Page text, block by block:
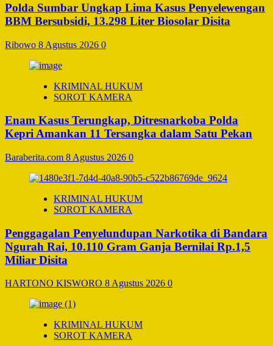
Polda Sumbar Ungkap Lima Kasus Penyelewengan
BBM Bersubsidi, 13.298 Liter Biosolar Disita
Ribowo 8 Agustus 2026 0
KRIMINAL HUKUM
SOROT KAMERA
Enam Kasus Terungkap, Ditresnarkoba Polda
Kepri Amankan 11 Tersangka dalam Satu Pekan
Baraberita.com 8 Agustus 2026 0
KRIMINAL HUKUM
SOROT KAMERA
Penggagalan Penyelundupan Narkotika di Bandara
Ngurah Rai, 10.110 Gram Ganja Bernilai Rp.1,5
Miliar Disita
HARTONO KISWORO 8 Agustus 2026 0
KRIMINAL HUKUM
SOROT KAMERA